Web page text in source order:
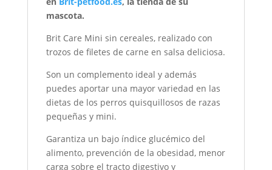
mascota.
Brit Care Mini sin cereales, realizado con
trozos de filetes de carne en salsa deliciosa.
Son un complemento ideal y además
puedes aportar una mayor variedad en las
dietas de los perros quisquillosos de razas
pequeñas y mini.
Garantiza un bajo índice glucémico del
alimento, prevención de la obesidad, menor
carga sobre el tracto digestivo y